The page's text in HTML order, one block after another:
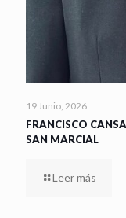
19 Junio, 2026
FRANCISCO
SAN MARCIAL
Leer más